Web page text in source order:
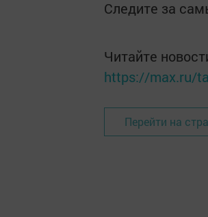
Следите за
Читайте
https://max.ru/
Перейти на